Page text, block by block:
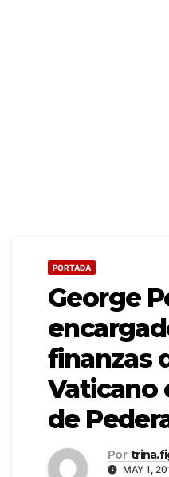
PORTADA
George
finanzas
Vaticano
de
Por
MAY 1,